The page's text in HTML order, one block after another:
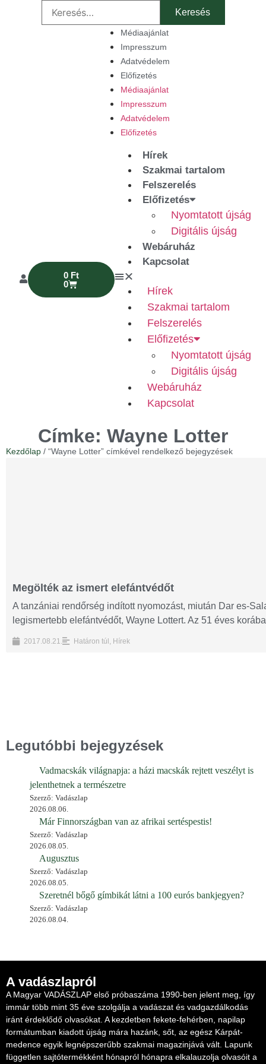
Médiaajánlat
Impresszum
Adatvédelem
Előfizetés
Médiaajánlat
Impresszum
Adatvédelem
Előfizetés
Hírek
Szakmai tartalom
Felszerelés
Előfizetés
Nyomtatott újság
Digitális újság
Webáruház
Kapcsolat
Hírek
Szakmai tartalom
Felszerelés
Előfizetés
Nyomtatott újság
Digitális újság
Webáruház
Kapcsolat
0 Ft
0
Címke: Wayne Lotter
Kezdőlap / “Wayne Lotter” címkével rendelkező bejegyzések
Megölték az ismert elefántvédőt
A tanzániai rendőrség indított nyomozást, miután Dar es-
legismertebb elefántvédőt, Wayne Lottert. Az 51 éves
2017.08.21. Határon túl , Hírek
Legutóbbi bejegyzések
Vadmacskák világnapja: a házi macskák rejtett veszélyt is
jelenthetnek a természetre
Szerző: Vadászlap
2026.08.06.
Már Finnországban van az afrikai sertéspestis!
Szerző: Vadászlap
2026.08.05.
Augusztus
Szerző: Vadászlap
2026.08.05.
Szeretnél bőgő gímbikát látni a 100 eurós bankjegyen?
Szerző: Vadászlap
2026.08.04.
A vadászlapról
A Magyar VADÁSZLAP első próbaszáma 1990-ben jelent meg, így
immár több mint 35 éve szolgálja a vadászat és vadgazdálkodás
iránt érdeklődő olvasókat. A kezdetben fekete-fehérben, napilap
formátumban kiadott újság mára hazánk, sőt, az egész Kárpát-
medence egyik legnépszerűbb szakmai magazinjává vált. Lapunk
független sajtótermékként hónapról hónapra elkalauzolja olvasóit a